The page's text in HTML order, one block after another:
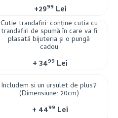
+2999 Lei
Cutie trandafiri: conține cutia cu
trandafiri de spumă în care va fi
plasată bijuteria și o pungă
cadou
+3499 Lei
Includem si un ursulet de plus?
(Dimensiune: 20cm)
+ 4499 Lei